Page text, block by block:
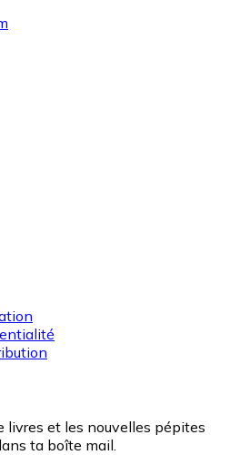
livres et les nouvelles pépites
ta boîte mail.